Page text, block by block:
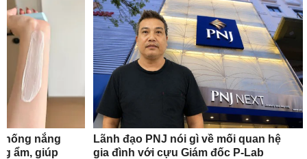
nắng
ẩm, giúp
Lãnh đạo PNJ nói gì về mối quan hệ
gia đình với cựu Giám đốc P-Lab